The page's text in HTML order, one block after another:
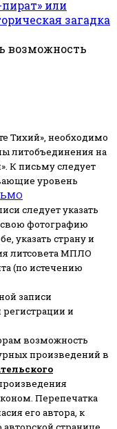
или
загадка
возможность
Тихий», необходимо
литобъединения на
К письму следует
уровень
следует указать
фотографию
указать страну и
литсовета МПЛО
(по истечению
записи
и
возможность
произведений в
Перепечатка
его автора, к